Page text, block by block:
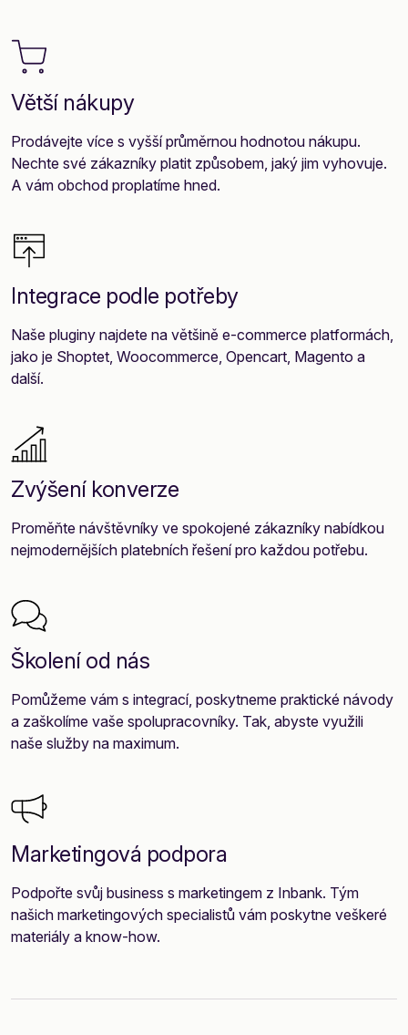
Větší nákupy
Prodávejte více s vyšší průměrnou hodnotou nákupu.
Nechte své zákazníky platit způsobem, jaký jim vyhovuje.
A vám obchod proplatíme hned.
Integrace podle potřeby
Naše pluginy najdete na většině e-commerce platformách,
jako je Shoptet, Woocommerce, Opencart, Magento a
další.
Zvýšení konverze
Proměňte návštěvníky ve spokojené zákazníky nabídkou
nejmodernějších platebních řešení pro každou potřebu.
Školení od nás
Pomůžeme vám s integrací, poskytneme praktické návody
a zaškolíme vaše spolupracovníky. Tak, abyste využili
naše služby na maximum.
Marketingová podpora
Podpořte svůj business s marketingem z Inbank. Tým
našich marketingových specialistů vám poskytne veškeré
materiály a know-how.